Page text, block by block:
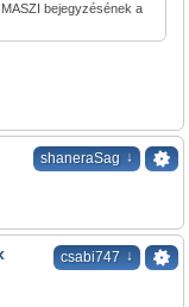
bejegyzésének a
shaneraSag ↓
csabi747 ↓